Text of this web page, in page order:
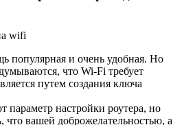
популярная и очень удобная. Но
что Wi-Fi требует
путем создания ключа
параметр настройки роутера, но
что вашей доброжелательностью, а